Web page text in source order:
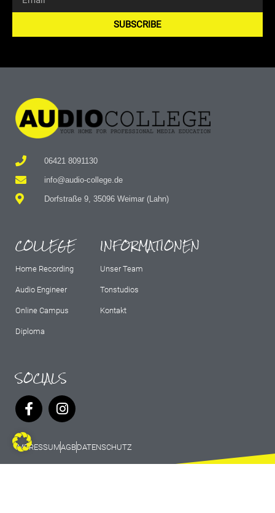
SUBSCRIBE
06421 8091130
info@audio-college.de
Dorfstraße 9, 35096 Weimar (Lahn)
COLLEGE
Home Recording
Audio Engineer
Online Campus
Diploma
INFORMATIONEN
Unser Team
Tonstudios
Kontakt
SOCIALS
IMPRESSUMAGBDATENSCHUTZ